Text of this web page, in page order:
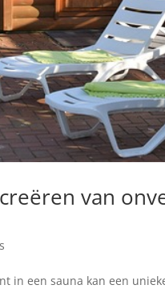
van
in een sauna kan een